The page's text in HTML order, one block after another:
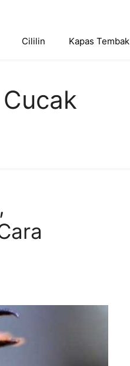
Cililin Kapas Tembak